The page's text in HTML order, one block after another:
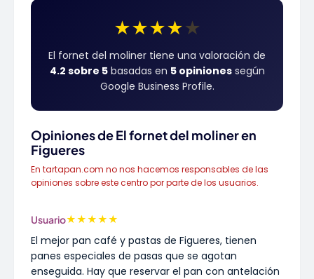
★★★★★
El fornet del moliner tiene una valoración de
4.2 sobre 5basadas en 5 opinionessegún
Google Business Profile.
Opiniones de El fornet del moliner en
Figueres
En tartapan.com no nos hacemos responsables de las
opiniones sobre este centro por parte de los usuarios.
Usuario★★★★★
El mejor pan café y pastas de Figueres, tienen
panes especiales de pasas que se agotan
enseguida. Hay que reservar el pan con antelación